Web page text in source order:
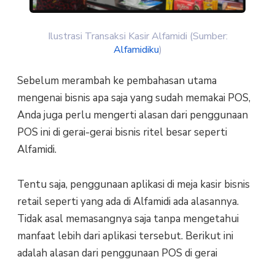
Ilustrasi Transaksi Kasir Alfamidi (Sumber:
Alfamidiku)
Sebelum merambah ke pembahasan utama
mengenai bisnis apa saja yang sudah memakai POS,
Anda juga perlu mengerti alasan dari penggunaan
POS ini di gerai-gerai bisnis ritel besar seperti
Alfamidi.
Tentu saja, penggunaan aplikasi di meja kasir bisnis
retail seperti yang ada di Alfamidi ada alasannya.
Tidak asal memasangnya saja tanpa mengetahui
manfaat lebih dari aplikasi tersebut. Berikut ini
adalah alasan dari penggunaan POS di gerai